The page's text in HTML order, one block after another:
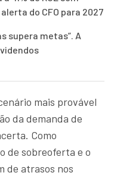
do CFO para 2027
supera metas”. A
mais provável
da demanda de
Como
de sobreoferta e o
de atrasos nos